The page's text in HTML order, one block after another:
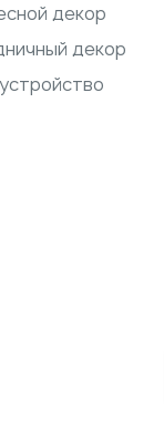
декор
декор